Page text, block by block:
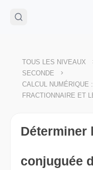
🌴Cahier de
Télécharge ton
TOUS LES NIVEAUX
SECONDE >
CALCUL NUMÉRIQUE
FRACTIONNAIRE ET
Déterminer
conjuguée